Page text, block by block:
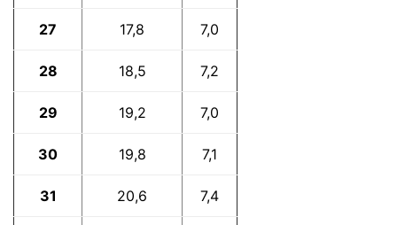
27 17,8 7,0
28 18,5 7,2
29 19,2 7,0
30 19,8 7,1
31 20,6 7,4